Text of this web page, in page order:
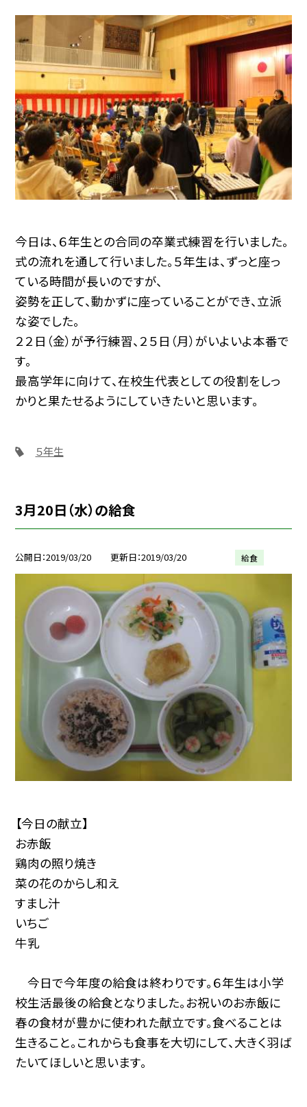
今日は、６年生との合同の卒業式練習を行いました。
式の流れを通して行いました。５年生は、ずっと座っ
ている時間が長いのですが、
姿勢を正して、動かずに座っていることができ、立派
な姿でした。
２２日（金）が予行練習、２５日（月）がいよいよ本番で
す。
最高学年に向けて、在校生代表としての役割をしっ
かりと果たせるようにしていきたいと思います。
５年生
3月20日（水）の給食
公開日 2019/03/20 更新日 2019/03/20 給食
【今日の献立】
お赤飯
鶏肉の照り焼き
菜の花のからし和え
すまし汁
いちご
牛乳
今日で今年度の給食は終わりです。６年生は小学
校生活最後の給食となりました。お祝いのお赤飯に
春の食材が豊かに使われた献立です。食べることは
生きること。これからも食事を大切にして、大きく羽ば
たいてほしいと思います。